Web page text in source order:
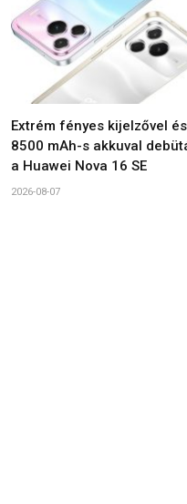
Extrém fényes kijelzővel és
8500 mAh-s akkuval
a Huawei Nova 16 SE
2026-08-07